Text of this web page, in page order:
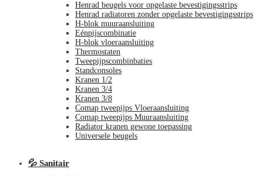
Henrad beugels voor opgelaste bevestigingsstrips
Henrad radiatoren zonder opgelaste bevestigingsstrips
H-blok muuraansluiting
Eénpijscombinatie
H-blok vloeraansluiting
Thermostaten
Tweepijpscombinbaties
Standconsoles
Kranen 1/2
Kranen 3/4
Kranen 3/8
Comap tweepijps Vloeraansluiting
Comap tweepijps Muuraansluiting
Radiator kranen gewone toepassing
Universele beugels
💦 Sanitair